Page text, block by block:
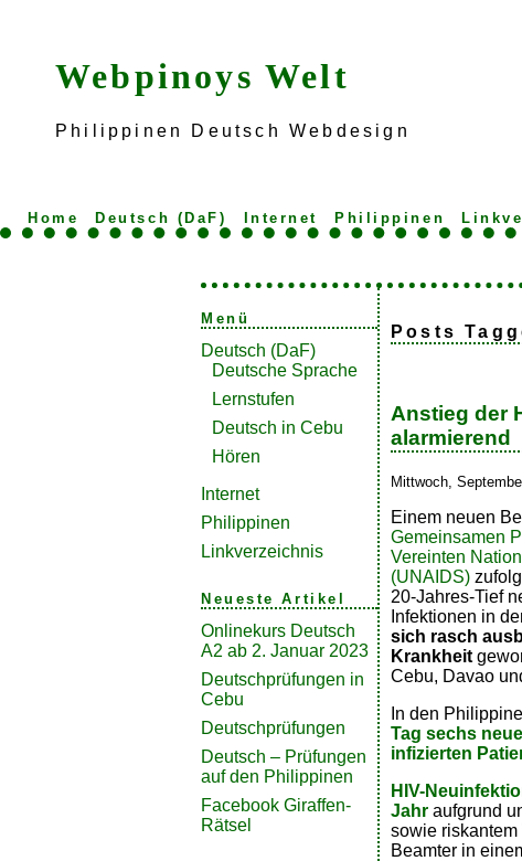
Webpinoys Welt
Philippinen Deutsch Webdesign
Home Deutsch (DaF) Internet Philippinen
Menü
Deutsch (DaF)
Deutsche Sprache
Lernstufen
Deutsch in Cebu
Hören
Internet
Philippinen
Linkverzeichnis
Neueste Artikel
Onlinekurs Deutsch
A2 ab 2. Januar 2023
Deutschprüfungen in
Cebu
Deutschprüfungen
Deutsch – Prüfungen
auf den Philippinen
Facebook Giraffen-
Rätsel
Posts
Anstieg der
alarmierend
Mittwoch,
Einem neuen
Gemeinsamen
Vereinten
(UNAIDS)
20-Jahres-Tief
Infektionen in
sich rasch
Krankheit
Cebu, Davao
In den
Tag sechs
infizierten
HIV-
Jahr aufgrund
sowie
Beamter in